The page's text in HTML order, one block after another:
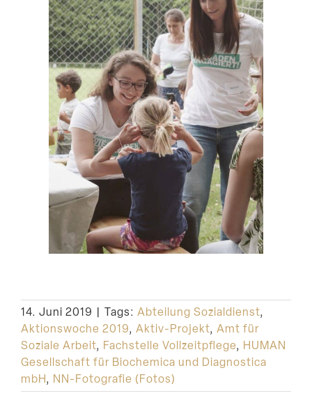
14. Juni 2019 | Tags: Abteilung Sozialdienst,
Aktionswoche 2019, Aktiv-Projekt, Amt für
Soziale Arbeit, Fachstelle Vollzeitpflege, HUMAN
Gesellschaft für Biochemica und Diagnostica
mbH, NN-Fotografie (Fotos)